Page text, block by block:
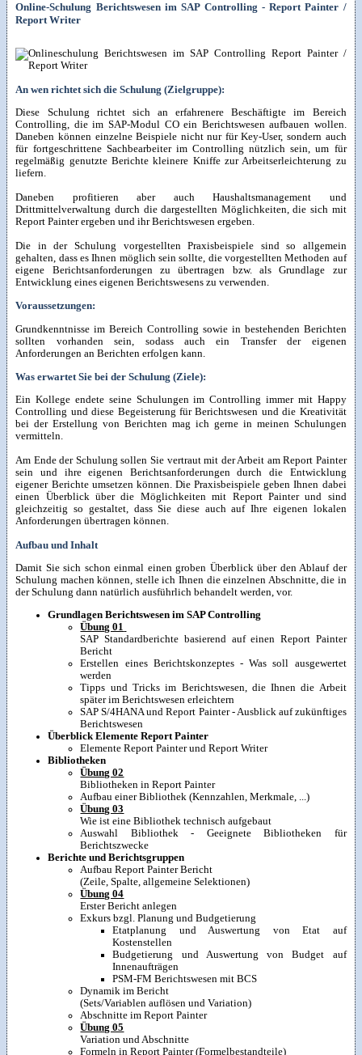
Online-Schulung Berichtswesen im SAP Controlling - Report Painter /
Report Writer
An wen richtet sich die Schulung (Zielgruppe):
Diese Schulung richtet sich an erfahrenere Beschäftigte im Bereich
Controlling, die im SAP-Modul CO ein Berichtswesen aufbauen wollen.
Daneben können einzelne Beispiele nicht nur für Key-User, sondern auch
für fortgeschrittene Sachbearbeiter im Controlling nützlich sein, um für
regelmäßig genutzte Berichte kleinere Kniffe zur Arbeitserleichterung zu
liefern.
Daneben profitieren aber auch Haushaltsmanagement und
Drittmittelverwaltung durch die dargestellten Möglichkeiten, die sich mit
Report Painter ergeben und ihr Berichtswesen ergeben.
Die in der Schulung vorgestellten Praxisbeispiele sind so allgemein
gehalten, dass es Ihnen möglich sein sollte, die vorgestellten Methoden auf
eigene Berichtsanforderungen zu übertragen bzw. als Grundlage zur
Entwicklung eines eigenen Berichtswesens zu verwenden.
Voraussetzungen:
Grundkenntnisse im Bereich Controlling sowie in bestehenden Berichten
sollten vorhanden sein, sodass auch ein Transfer der eigenen
Anforderungen an Berichten erfolgen kann.
Was erwartet Sie bei der Schulung (Ziele):
Ein Kollege endete seine Schulungen im Controlling immer mit Happy
Controlling und diese Begeisterung für Berichtswesen und die Kreativität
bei der Erstellung von Berichten mag ich gerne in meinen Schulungen
vermitteln.
Am Ende der Schulung sollen Sie vertraut mit der Arbeit am Report Painter
sein und ihre eigenen Berichtsanforderungen durch die Entwicklung
eigener Berichte umsetzen können. Die Praxisbeispiele geben Ihnen dabei
einen Überblick über die Möglichkeiten mit Report Painter und sind
gleichzeitig so gestaltet, dass Sie diese auch auf Ihre eigenen lokalen
Anforderungen übertragen können.
Aufbau und Inhalt
Damit Sie sich schon einmal einen groben Überblick über den Ablauf der
Schulung machen können, stelle ich Ihnen die einzelnen Abschnitte, die in
der Schulung dann natürlich ausführlich behandelt werden, vor.
Grundlagen Berichtswesen im SAP Controlling
Übung 01
SAP Standardberichte basierend auf einen Report Painter
Bericht
Erstellen eines Berichtskonzeptes - Was soll ausgewertet
werden
Tipps und Tricks im Berichtswesen, die Ihnen die Arbeit
später im Berichtswesen erleichtern
SAP S/4HANA und Report Painter - Ausblick auf zukünftiges
Berichtswesen
Überblick Elemente Report Painter
Elemente Report Painter und Report Writer
Bibliotheken
Übung 02
Bibliotheken in Report Painter
Aufbau einer Bibliothek (Kennzahlen, Merkmale, ...)
Übung 03
Wie ist eine Bibliothek technisch aufgebaut
Auswahl Bibliothek - Geeignete Bibliotheken für
Berichtszwecke
Berichte und Berichtsgruppen
Aufbau Report Painter Bericht
(Zeile, Spalte, allgemeine Selektionen)
Übung 04
Erster Bericht anlegen
Exkurs bzgl. Planung und Budgetierung
Etatplanung und Auswertung von Etat auf
Kostenstellen
Budgetierung und Auswertung von Budget auf
Innenaufträgen
PSM-FM Berichtswesen mit BCS
Dynamik im Bericht
(Sets/Variablen auflösen und Variation)
Abschnitte im Report Painter
Übung 05
Variation und Abschnitte
Formeln in Report Painter (Formelbestandteile)